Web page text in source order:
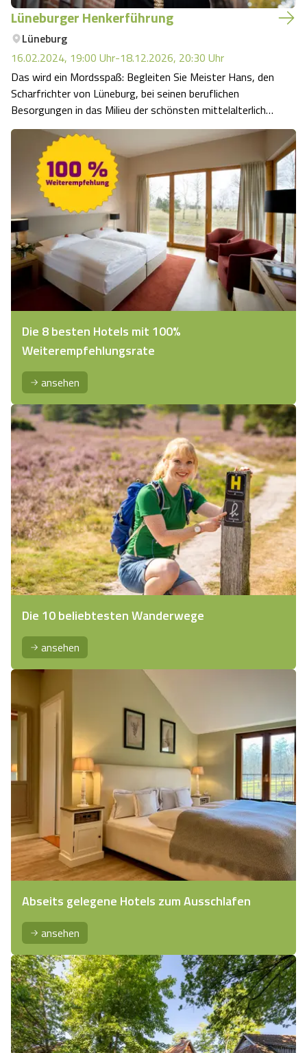
Lüneburger Henkerführung
Lüneburg
16.02.2024, 19:00 Uhr-18.12.2026, 20:30 Uhr
Das wird ein Mordsspaß: Begleiten Sie Meister Hans, den
Scharfrichter von Lüneburg, bei seinen beruflichen
Besorgungen in das Milieu der schönsten mittelalterlichen
Gassen und malerischen Winkel der Hansestadt.
Die 8 besten Hotels mit 100%
Weiterempfehlungsrate
ansehen
Die 10 beliebtesten Wanderwege
ansehen
Abseits gelegene Hotels zum Ausschlafen
ansehen